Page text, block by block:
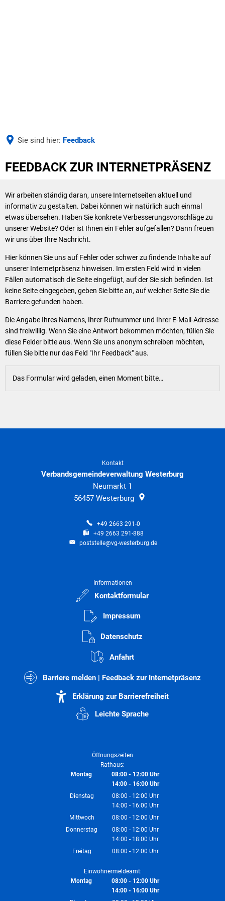
Verwaltung & Werke
Klimaschutz
Feuerwehr
Allgemeine Informationen
Kindertagesstätten
Zentralbücherei
Jugend
Die Bundeswehr und Westerburg
Seniorenmobilität/Jugendtaxi/Fahrservice
Sicherheit für Senioren
Ehrenamtskarte des Westerwaldkreises
WIRTSCHAFT & ARBEITEN
Sie sind hier: Feedback
Feedback
FEEDBACK ZUR INTERNETPRÄSENZ
Wir arbeiten ständig daran, unsere Internetseiten aktuell und
informativ zu gestalten. Dabei können wir natürlich auch einmal
etwas übersehen. Haben Sie konkrete Verbesserungsvorschläge zu
unserer Website? Oder ist Ihnen ein Fehler aufgefallen? Dann freuen
wir uns über Ihre Nachricht.
Hier können Sie uns auf Fehler oder schwer zu findende Inhalte auf
unserer Internetpräsenz hinweisen. Im ersten Feld wird in vielen
Fällen automatisch die Seite eingefügt, auf der Sie sich befinden. Ist
keine Seite eingegeben, geben Sie bitte an, auf welcher Seite Sie die
Barriere gefunden haben.
Die Angabe Ihres Namens, Ihrer Rufnummer und Ihrer E-Mail-Adresse
sind freiwillig. Wenn Sie eine Antwort bekommen möchten, füllen Sie
diese Felder bitte aus. Wenn Sie uns anonym schreiben möchten,
füllen Sie bitte nur das Feld "Ihr Feedback" aus.
Das Formular wird geladen, einen Moment bitte…
Kontakt
Verbandsgemeindeverwaltung Westerburg
Neumarkt 1
56457 Westerburg
+49 2663 291-0
+49 2663 291-888
poststelle@vg-westerburg.de
Informationen
Kontaktformular
Impressum
Datenschutz
Anfahrt
Barriere melden | Feedback zur Internetpräsenz
Erklärung zur Barrierefreiheit
Leichte Sprache
Öffnungszeiten
Rathaus:
Montag
08:00- 12:00Uhr
Von 08:00 bis 12:00 Uhr
14:00- 16:00Uhr
Von 14:00 bis 16:00 Uhr
Dienstag 08:00 - 12:00 Uhr
Von 08:00 bis 12:00 Uhr
14:00 - 16:00 Uhr
Von 14:00 bis 16:00 Uhr
Mittwoch 08:00 - 12:00 Uhr
Von 08:00 bis 12:00 Uhr
Donnerstag 08:00 - 12:00 Uhr
Von 08:00 bis 12:00 Uhr
14:00 - 18:00 Uhr
Von 14:00 bis 18:00 Uhr
Freitag 08:00 - 12:00 Uhr
Einwohnermeldeamt:
Montag
08:00- 12:00Uhr
Von 08:00 bis 12:00 Uhr
14:00- 16:00Uhr